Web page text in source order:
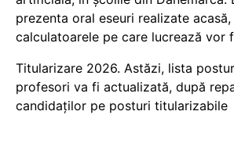
prezenta oral eseuri realizate
calculatoarele pe care lucrează vor
Titularizare 2026. Astăzi, lista
profesori va fi actualizată, după
candidaților pe posturi titularizabile